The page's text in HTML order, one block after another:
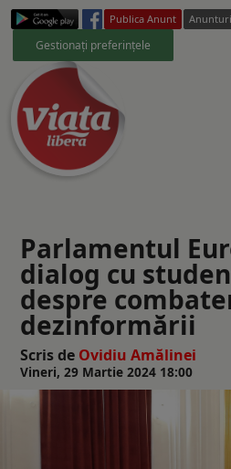
Publica Anunt Anunturi
Gestionați preferințele
Parlamentul
dialog cu
despre
dezinformării
Scris de Ovidiu Amălinei
Vineri, 29 Martie 2024 18:00